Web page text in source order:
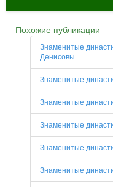
Похожие публикации
Знаменитые
Денисовы
Знаменитые
Знаменитые
Знаменитые
Знаменитые
Знаменитые